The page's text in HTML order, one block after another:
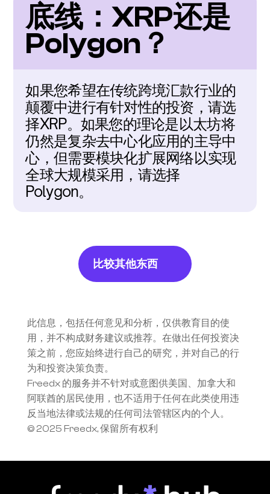
底线：XRP还是
Polygon？
如果您希望在传统跨境汇款行业的
颠覆中进行有针对性的投资，请选
择XRP。如果您的理论是以太坊将
仍然是复杂去中心化应用的主导中
心，但需要模块化扩展网络以实现
全球大规模采用，请选择
Polygon。
比较其他东西
此信息，包括任何意见和分析，仅供教育目的使
用，并不构成财务建议或推荐。在做出任何投资决
策之前，您应始终进行自己的研究，并对自己的行
为和投资决策负责。
Freedx 的服务并不针对或意图供美国、加拿大和
阿联酋的居民使用，也不适用于任何在此类使用违
反当地法律或法规的任何司法管辖区内的个人。
© 2025 Freedx, 保留所有权利